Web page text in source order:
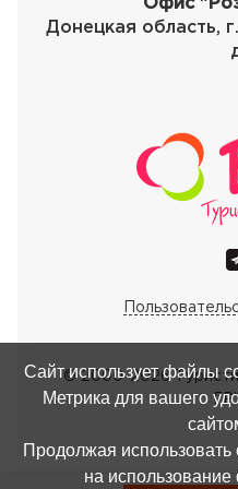
Офис
Донецкая область,
© 2000-2026
Сайт использует файлы
Метрика для вашего
Продолжая использовать
на